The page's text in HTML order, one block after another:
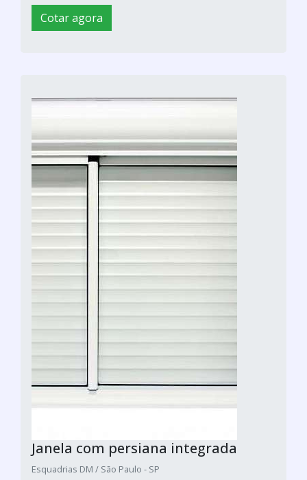
Cotar agora
Janela com persiana integrada
Esquadrias DM / São Paulo - SP